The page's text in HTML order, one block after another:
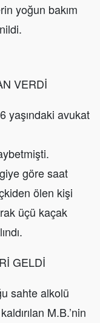
yoğun bakım
VERDİ
yaşındaki avukat
göre saat
ölen kişi
üçü kaçak
GELDİ
sahte alkolü
M.B.’nin